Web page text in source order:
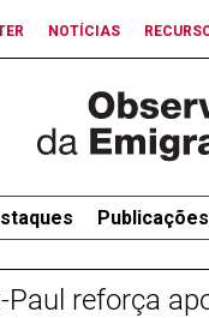
NOTÍCIAS
Publicações
Paul reforça